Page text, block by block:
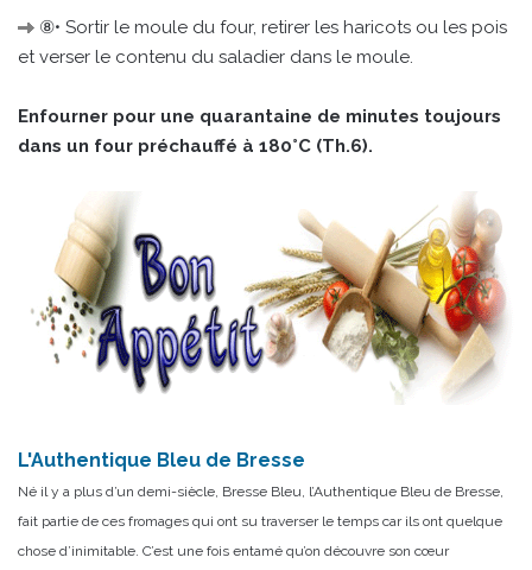
⑧• Sortir le moule du four, retirer les haricots ou les pois
et verser le contenu du saladier dans le moule.
Enfourner pour une quarantaine de minutes toujours
dans un four préchauffé à 180°C (Th.6).
L'Authentique Bleu de Bresse
Né il y a plus d’un demi-siècle, Bresse Bleu, l’Authentique Bleu de Bresse,
fait partie de ces fromages qui ont su traverser le temps car ils ont quelque
chose d’inimitable. C’est une fois entamé qu’on découvre son cœur